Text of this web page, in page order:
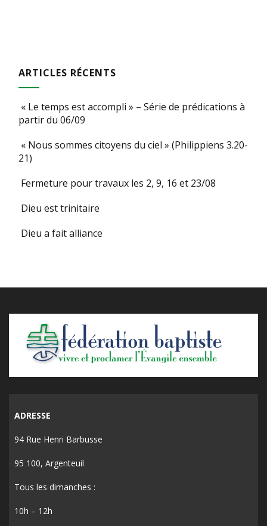
ARTICLES RÉCENTS
« Le temps est accompli » – Série de prédications à
partir du 06/09
« Nous sommes citoyens du ciel » (Philippiens 3.20-
21)
Fermeture pour travaux les 2, 9, 16 et 23/08
Dieu est trinitaire
Dieu a fait alliance
ADRESSE
94 Rue Henri Barbusse
95 100, Argenteuil
Tous les dimanches :
10h – 12h